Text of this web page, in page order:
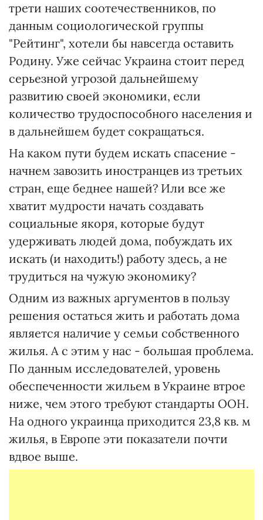
трети наших соотечественников, по
данным социологической группы
"Рейтинг", хотели бы навсегда оставить
Родину. Уже сейчас Украина стоит перед
серьезной угрозой дальнейшему
развитию своей экономики, если
количество трудоспособного населения и
в дальнейшем будет сокращаться.
На каком пути будем искать спасение -
начнем завозить иностранцев из третьих
стран, еще беднее нашей? Или все же
хватит мудрости начать создавать
социальные якоря, которые будут
удерживать людей дома, побуждать их
искать (и находить!) работу здесь, а не
трудиться на чужую экономику?
Одним из важных аргументов в пользу
решения остаться жить и работать дома
является наличие у семьи собственного
жилья. А с этим у нас - большая проблема.
По данным исследователей, уровень
обеспеченности жильем в Украине втрое
ниже, чем этого требуют стандарты ООН.
На одного украинца приходится 23,8 кв. м
жилья, в Европе эти показатели почти
вдвое выше.